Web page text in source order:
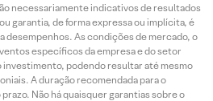
necessariamente indicativos de resultados
garantia, de forma expressa ou implícita, é
desempenhos. As condições de mercado, o
específicos da empresa e do setor
investimento, podendo resultar até mesmo
A duração recomendada para o
Não há quaisquer garantias sobre o